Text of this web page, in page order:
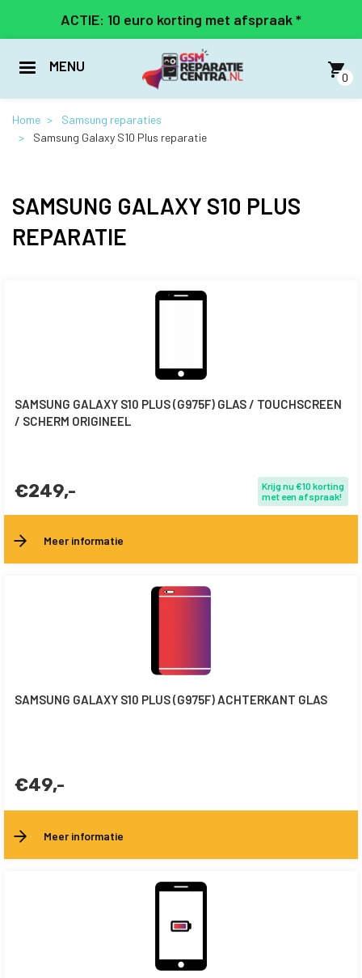
naar
inhoud
ACTIE: 10 euro korting met afspraak *
MENU
0
Home
Samsung reparaties
Samsung Galaxy S10 Plus reparatie
SAMSUNG GALAXY S10 PLUS
REPARATIE
SAMSUNG GALAXY S10 PLUS (G975F) GLAS / TOUCHSCREEN
/ SCHERM ORIGINEEL
€249,-
Krijg nu €10 korting
met een afspraak!
Meer informatie
SAMSUNG GALAXY S10 PLUS (G975F) ACHTERKANT GLAS
€49,-
Meer informatie